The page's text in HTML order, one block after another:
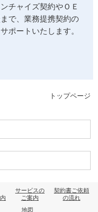
チャイズ契約やＯＥ
で、業務提携契約の
ポートいたします。
トップページ
サービスの
ご案内
契約書ご依頼
の流れ
地図